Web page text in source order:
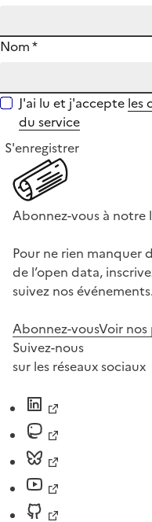
Nom*
J'ai lu et j'accepte les
du service
S'enregistrer
Abonnez-vous à
Pour ne rien manquer
de l’open data,
suivez nos événements.
Abonnez-vousVoir
Suivez-nous
sur les réseaux sociaux